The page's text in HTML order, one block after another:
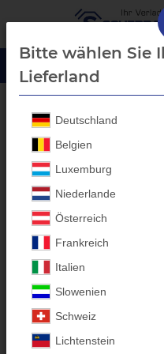
Humbaur
Humbaur
Anhänger
Individuelle
alle Anhänger-
Entdecken Sie die Kategorie
Aufbauten bei Scherr
Bitte wählen Sie
Lieferland
Deutschland
Belgien
Luxemburg
Niederlande
Österreich
Frankreich
Italien
Slowenien
Schweiz
Lichtenstein